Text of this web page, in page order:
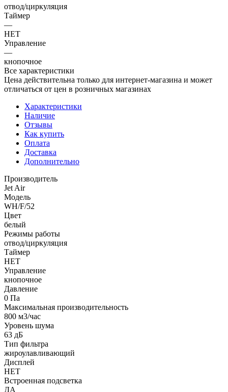
отвод/циркуляция
Таймер
—
НЕТ
Управление
—
кнопочное
Все характеристики
Цена действительна только для интернет-магазина и может
отличаться от цен в розничных магазинах
Характеристики
Наличие
Отзывы
Как купить
Оплата
Доставка
Дополнительно
Производитель
Jet Air
Модель
WH/F/52
Цвет
белый
Режимы работы
отвод/циркуляция
Таймер
НЕТ
Управление
кнопочное
Давление
0 Па
Максимальная производительность
800 м3/час
Уровень шума
63 дБ
Тип фильтра
жироулавливающий
Дисплей
НЕТ
Встроенная подсветка
ДА